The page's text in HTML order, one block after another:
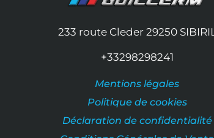
233 route Cleder 29250 SIBIRIL
+33298298241
Mentions légales
Politique de cookies
Déclaration de confidentialité